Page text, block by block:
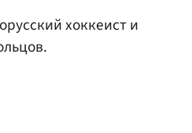
хоккеист и